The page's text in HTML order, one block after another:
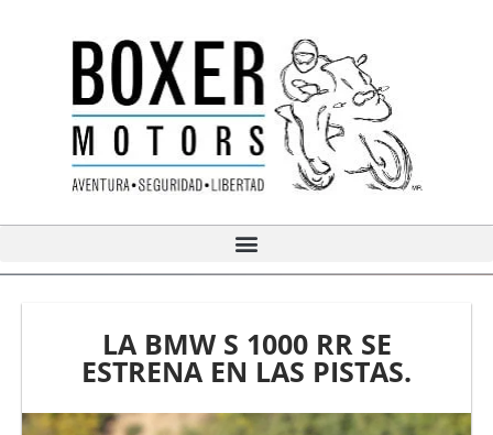
LA BMW S 1000 RR SE
ESTRENA EN LAS PISTAS.